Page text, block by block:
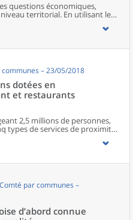
questions économiques,
territorial. En utilisant les
sur les forces et faiblesses des
communes – 23/05/2018
dotées en
et restaurants
2,5 millions de personnes,
types de services de proximité.
les restaurants sont les plus
de façon
médicaux, ils sont situés
nombre d’équipements
possèdent au moins un
000 habitants.
par communes –
d’abord connue